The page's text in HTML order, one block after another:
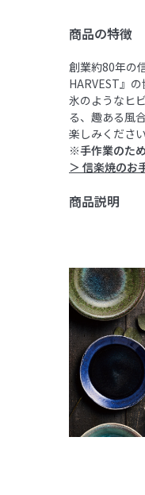
商品の特徴
創業約80年の
HARVEST』
氷のようなヒ
る、趣ある風
楽しみくださ
※手作業のた
＞ 信楽焼のお
商品説明